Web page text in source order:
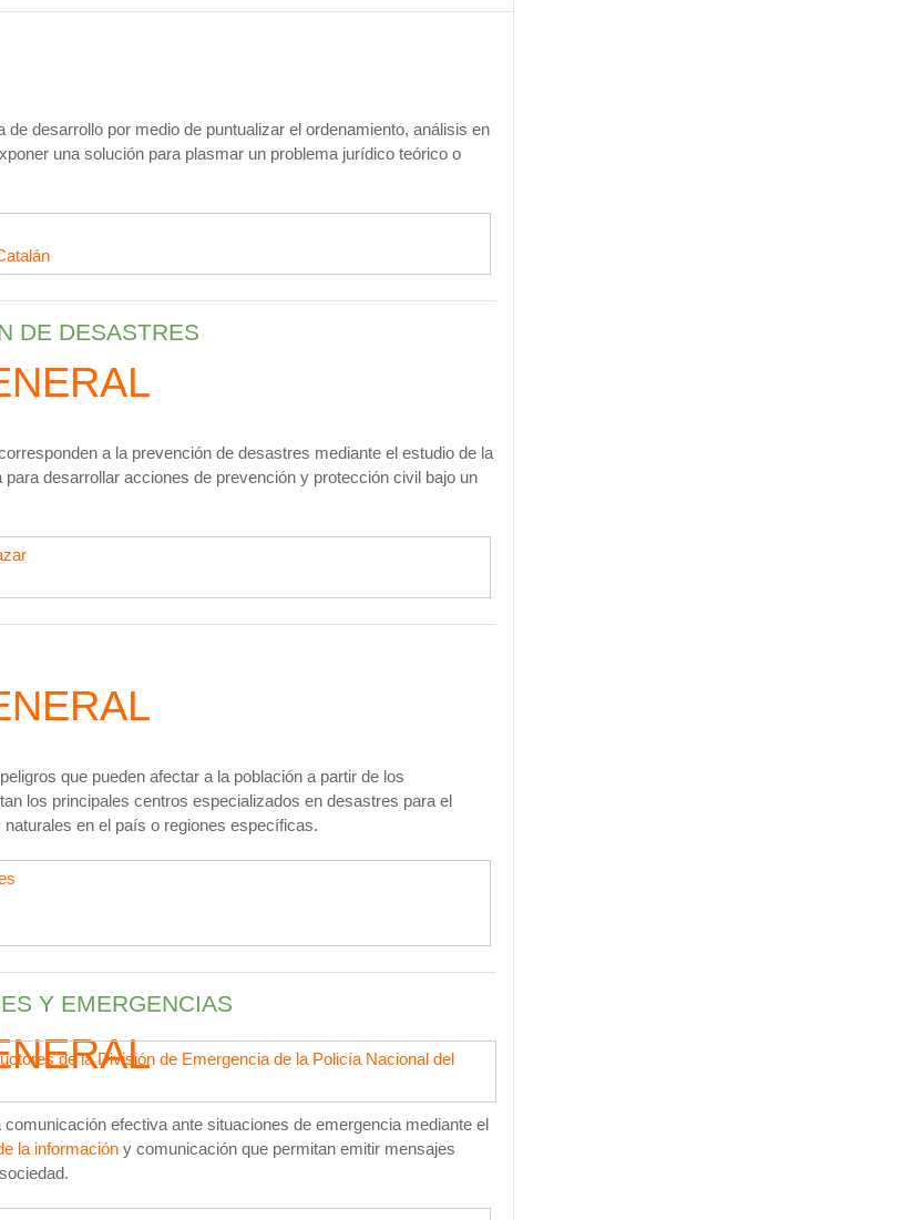
desarrollo por medio de puntualizar el ordenamiento, análisis en
una solución para plasmar un problema jurídico teórico o
DE DESASTRES
a la prevención de desastres mediante el estudio de la
desarrollar acciones de prevención y protección civil bajo un
que pueden afectar a la población a partir de los
los principales centros especializados en desastres para el
en el país o regiones específicas.
Y EMERGENCIAS
efectiva ante situaciones de emergencia mediante el
la información y comunicación que permitan emitir mensajes
de la División de Emergencia de la Policía Nacional del